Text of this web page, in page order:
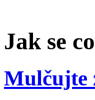
Jak se
Mulčujte